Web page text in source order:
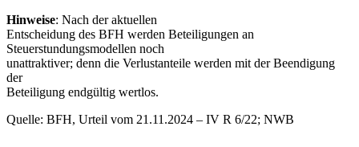
Hinweise: Nach der aktuellen
Entscheidung des BFH werden Beteiligungen an
Steuerstundungsmodellen noch
unattraktiver; denn die Verlustanteile werden mit der Beendigung
der
Beteiligung endgültig wertlos.
Quelle: BFH, Urteil vom 21.11.2024 – IV R 6/22; NWB